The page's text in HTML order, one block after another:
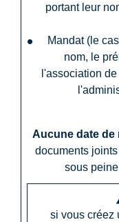
portant leur
Mandat (le
nom, le
l'association
Aucune date de
documents
sous
si vous créez